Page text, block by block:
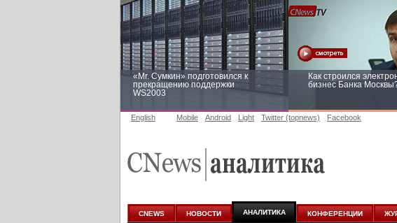
«Mr. Сумкин» подготовился к
прекращению поддержки
WS2003
Как строился
бизнес Банка
аналитике
English Mobile Android Light Twitter (topnews) Facebook
CNEWS НОВОСТИ АНАЛИТИКА КОНФЕРЕНЦИИ